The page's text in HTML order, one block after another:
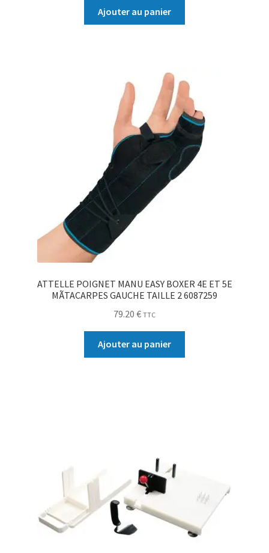
Ajouter au panier
ATTELLE POIGNET MANU EASY BOXER 4E ET 5E
MÃTACARPES GAUCHE TAILLE 2 6087259
79.20 € TTC
Ajouter au panier